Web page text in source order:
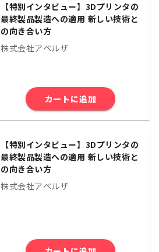
【特別インタビュー】3Dプリンタの
最終製品製造への適用 ――新しい技術と
の向き合い方
株式会社アペルザ
カートに追加
【特別インタビュー】3Dプリンタの
最終製品製造への適用 ――新しい技術と
の向き合い方
株式会社アペルザ